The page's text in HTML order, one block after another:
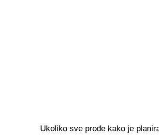
Ukoliko sve prođe kako je